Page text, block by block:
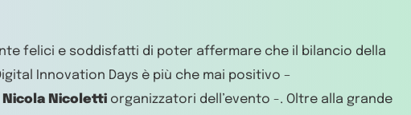
felici e soddisfatti di poter affermare che il bilancio della
Innovation Days è più che mai positivo –
Nicola Nicoletti organizzatori dell’evento -. Oltre alla grande